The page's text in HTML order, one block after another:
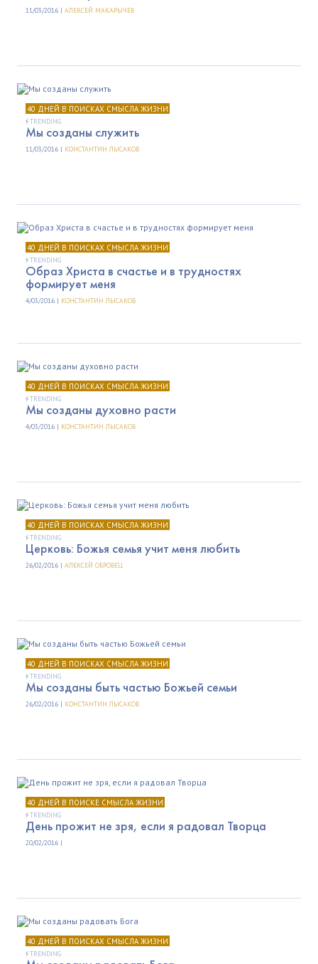
11/03/2016 | АЛЕКСЕЙ МАКАРЫЧЕВ
40 ДНЕЙ В ПОИСКАХ СМЫСЛА ЖИЗНИ
TRENDING
Мы созданы служить
11/03/2016 | КОНСТАНТИН ЛЫСАКОВ
40 ДНЕЙ В ПОИСКАХ СМЫСЛА ЖИЗНИ
TRENDING
Образ Христа в счастье и в трудностях
формирует меня
4/03/2016 | КОНСТАНТИН ЛЫСАКОВ
40 ДНЕЙ В ПОИСКАХ СМЫСЛА ЖИЗНИ
TRENDING
Мы созданы духовно расти
4/03/2016 | КОНСТАНТИН ЛЫСАКОВ
40 ДНЕЙ В ПОИСКАХ СМЫСЛА ЖИЗНИ
TRENDING
Церковь: Божья семья учит меня любить
26/02/2016 | АЛЕКСЕЙ ОБРОВЕЦ
40 ДНЕЙ В ПОИСКАХ СМЫСЛА ЖИЗНИ
TRENDING
Мы созданы быть частью Божьей семьи
26/02/2016 | КОНСТАНТИН ЛЫСАКОВ
40 ДНЕЙ В ПОИСКЕ СМЫСЛА ЖИЗНИ
TRENDING
День прожит не зря, если я радовал Творца
20/02/2016 |
40 ДНЕЙ В ПОИСКАХ СМЫСЛА ЖИЗНИ
TRENDING